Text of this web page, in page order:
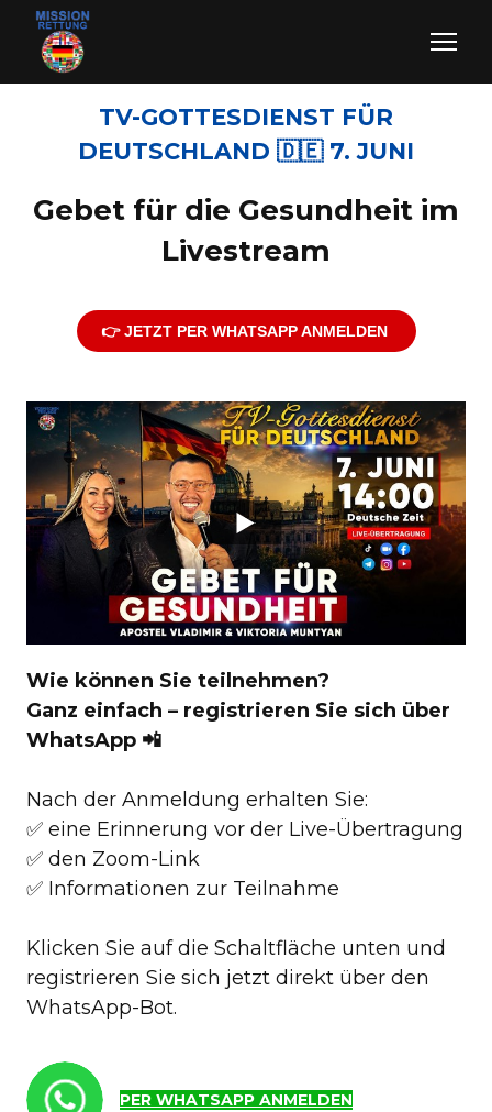
TV-GOTTESDIENST FÜR
DEUTSCHLAND 🇩🇪 7. JUNI
Gebet für die Gesundheit im
Livestream
👉 JETZT PER WHATSAPP ANMELDEN
Wie können Sie teilnehmen?
Ganz einfach – registrieren Sie sich über
WhatsApp 📲
Nach der Anmeldung erhalten Sie:
✅ eine Erinnerung vor der Live-Übertragung
✅ den Zoom-Link
✅ Informationen zur Teilnahme
Klicken Sie auf die Schaltfläche unten und
registrieren Sie sich jetzt direkt über den
WhatsApp-Bot.
PER WHATSAPP ANMELDEN